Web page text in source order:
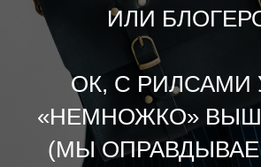
ИЛИ
ОК, С РИЛСАМИ
«НЕМНОЖКО»
(МЫ